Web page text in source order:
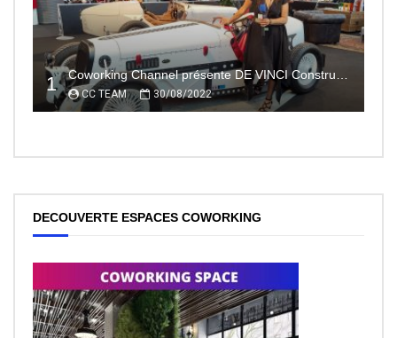
1 CC TEAM 30/08/2022
DECOUVERTE ESPACES COWORKING